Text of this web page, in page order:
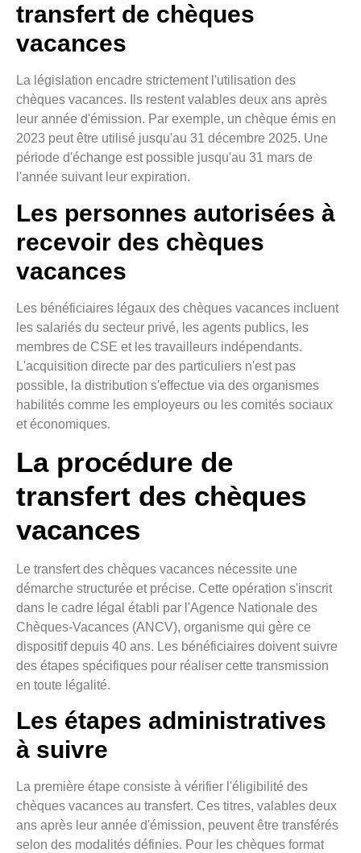
transfert de chèques
vacances
La législation encadre strictement l'utilisation des
chèques vacances. Ils restent valables deux ans après
leur année d'émission. Par exemple, un chèque émis en
2023 peut être utilisé jusqu'au 31 décembre 2025. Une
période d'échange est possible jusqu'au 31 mars de
l'année suivant leur expiration.
Les personnes autorisées à
recevoir des chèques
vacances
Les bénéficiaires légaux des chèques vacances incluent
les salariés du secteur privé, les agents publics, les
membres de CSE et les travailleurs indépendants.
L'acquisition directe par des particuliers n'est pas
possible, la distribution s'effectue via des organismes
habilités comme les employeurs ou les comités sociaux
et économiques.
La procédure de
transfert des chèques
vacances
Le transfert des chèques vacances nécessite une
démarche structurée et précise. Cette opération s'inscrit
dans le cadre légal établi par l'Agence Nationale des
Chèques-Vacances (ANCV), organisme qui gère ce
dispositif depuis 40 ans. Les bénéficiaires doivent suivre
des étapes spécifiques pour réaliser cette transmission
en toute légalité.
Les étapes administratives
à suivre
La première étape consiste à vérifier l'éligibilité des
chèques vacances au transfert. Ces titres, valables deux
ans après leur année d'émission, peuvent être transférés
selon des modalités définies. Pour les chèques format